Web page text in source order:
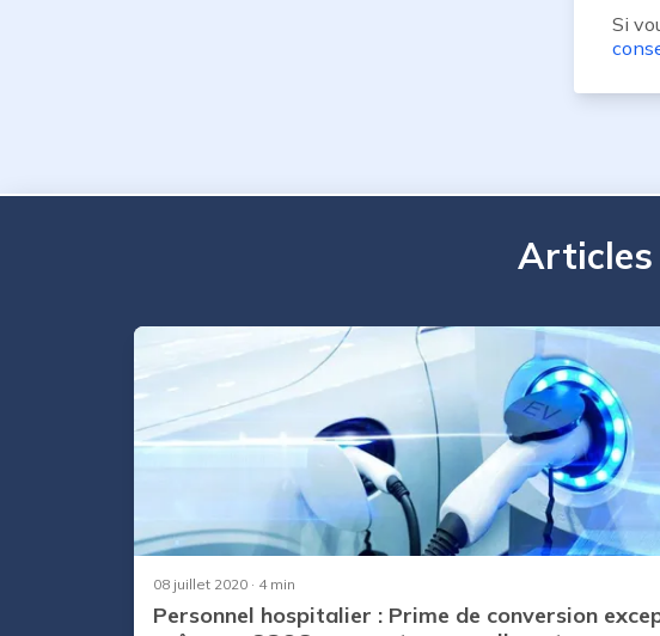
Si
Articles
08 juillet 2020 · 4 min
Personnel hospitalier : Prime de conversion